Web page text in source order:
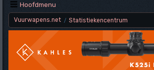
Hoofdmenu
Vuurwapens.net / Statistiekencentrum